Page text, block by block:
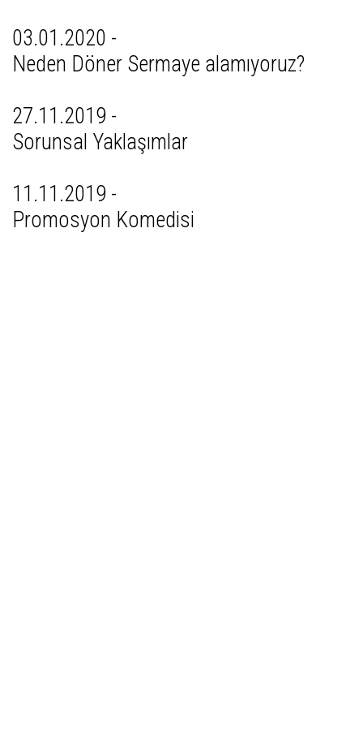
03.01.2020 -
Neden Döner Sermaye alamıyoruz?
27.11.2019 -
Sorunsal Yaklaşımlar
11.11.2019 -
Promosyon Komedisi